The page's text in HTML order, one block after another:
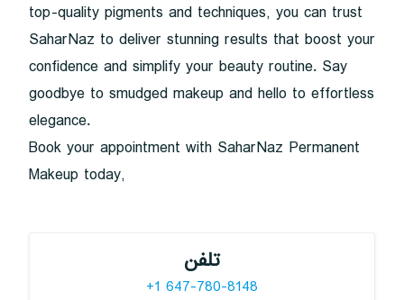
top-quality pigments and techniques, you can trust
SaharNaz to deliver stunning results that boost your
confidence and simplify your beauty routine. Say
goodbye to smudged makeup and hello to effortless
elegance.
Book your appointment with SaharNaz Permanent
Makeup today,
تلفن
+1 647-780-8148